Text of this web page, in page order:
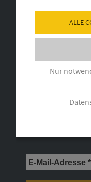
JETZT NEWSLETTER
Ja, ich möchte
Weingut Benß informiert
nicht an Dritte
ALLE
Nur